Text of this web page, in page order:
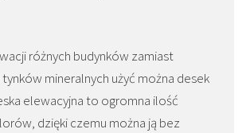
różnych budynków zamiast
mineralnych użyć można desek
elewacyjna to ogromna ilość
dzięki czemu można ją bez